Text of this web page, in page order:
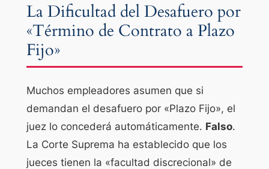
La Dificultad del Desafuero por
«Término de Contrato a Plazo
Fijo»
Muchos empleadores asumen que si
demandan el desafuero por «Plazo Fijo», el
juez lo concederá automáticamente. Falso.
La Corte Suprema ha establecido que los
jueces tienen la «facultad discrecional» de